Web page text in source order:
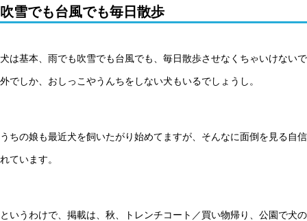
吹雪でも台風でも毎日散歩
犬は基本、雨でも吹雪でも台風でも、毎日散歩させなくちゃいけない
外でしか、おしっこやうんちをしない犬もいるでしょうし。
うちの娘も最近犬を飼いたがり始めてますが、そんなに面倒を見る自
れています。
というわけで、掲載は、秋、トレンチコート／買い物帰り、公園で犬